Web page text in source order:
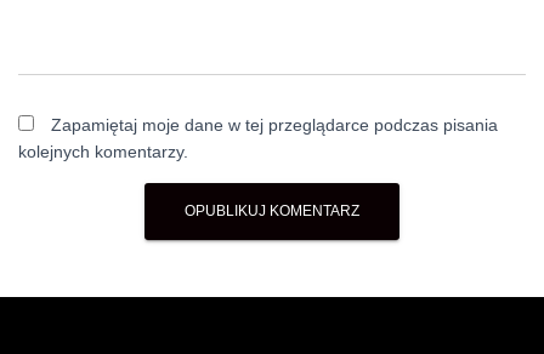
Zapamiętaj moje dane w tej przeglądarce podczas pisania
kolejnych komentarzy.